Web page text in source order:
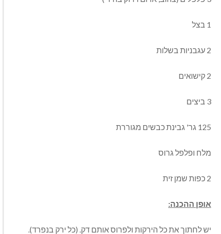
1 בצל
2 עגבניות בשלות
2 קישואים
3 ביצים
125 גר' גבינת כבשים מגוררת
מלח ופלפל גרוס
2 כפות שמן זית
אופן ההכנה:
יש לחתוך את כל הירקות ולפרוס אותם דק. (כל ירק בנפרד).